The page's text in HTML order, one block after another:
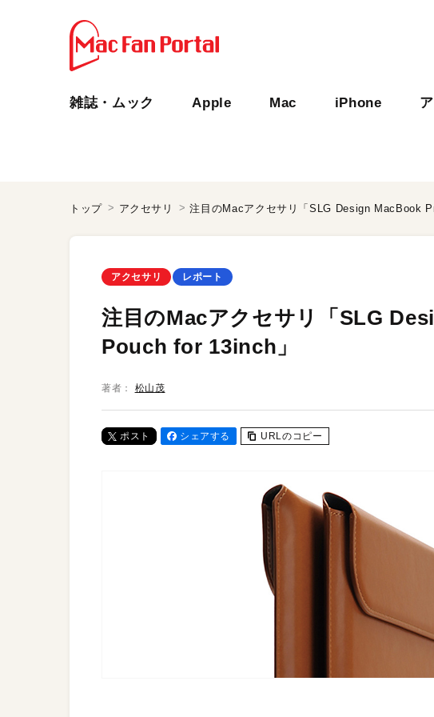
雑誌・ムック Apple Mac iPhone
トップ アクセサリ 注目のMacアクセサリ「SLG Design MacBook
アクセサリ レポート
注目のMacアクセサリ「SLG
Pouch for 13inch」
著者： 松山茂
ポスト シェアする URLのコピー